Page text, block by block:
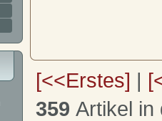
[<<Erstes] |
359 Artikel in